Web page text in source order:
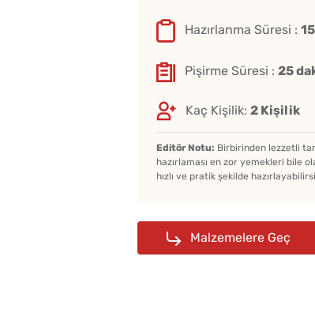
Hazırlanma Süresi :
Pişirme Süresi : 25
Kaç Kişilik: 2 Kişilik
Editör Notu: Birbirinden lezzetli
hazırlaması en zor yemekleri bile
hızlı ve pratik şekilde
Malzemelere Geç